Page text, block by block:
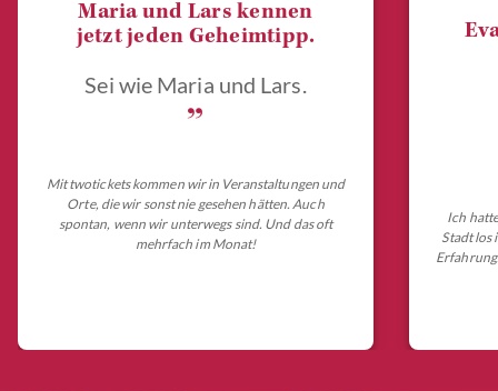
Maria und Lars kennen
jetzt jeden Geheimtipp.
Sei wie Maria und Lars.
„
Mit twotickets kommen wir in Veranstaltungen und
Orte, die wir sonst nie gesehen hätten. Auch
spontan, wenn wir unterwegs sind. Und das oft
mehrfach im Monat!
Ich
Stadt los